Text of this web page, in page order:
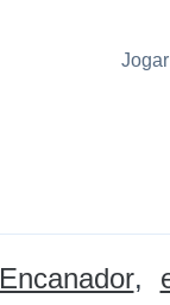
Encanador